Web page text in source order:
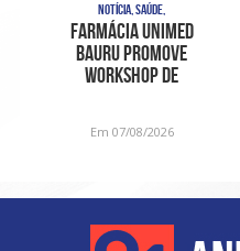
NOTÍCIA, SAÚDE,
Farmácia Unimed
Bauru promove
Workshop de
Em 07/08/2026